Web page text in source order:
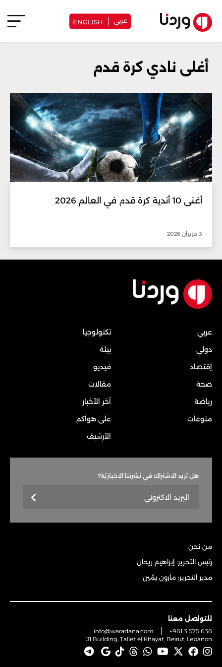
عربي ENGLISH
أغلى نادي كرة قدم
أغنى 10 أندية كرة قدم في العالم 2026
3 حزيران 2026
عربي
دولي
إقتصاد
صحة
رياضة
منوعات
تكنولوجيا
بيئة
فيديو
مقالات
آخر الأخبار
على هواكم
الأرشيف
هل تريد الاشتراك في نشرتنا الاخباريّة؟
من نحن
رئيس التحرير: إبراهيم ريحان
مدير التحرير: مارون يمّين
للتواصل معنا
info@waradana.com
+961 3 575 636
J1 Building, Tallet el Khayat, Beirut, Lebanon